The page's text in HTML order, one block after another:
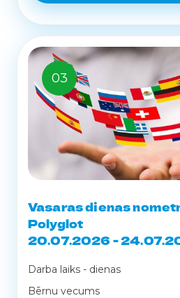
03
Vasaras dienas
Polyglot
20.07.2026 -
Darba laiks - dienas
Bērnu vecums